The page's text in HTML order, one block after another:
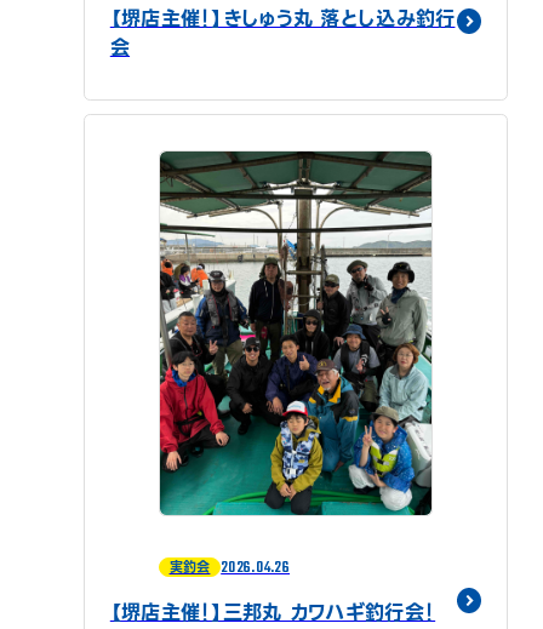
【堺店主催！】きしゅう丸 落とし込み釣行
会
実釣会 2026.04.26
【堺店主催！】三邦丸 カワハギ釣行会！